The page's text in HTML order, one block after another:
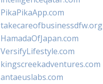
PikaPikaApp.com
takecareofbusinessdfw.org
HamadaOfJapan.com
VersifyLifestyle.com
kingscreekadventures.com
antaeuslabs.com